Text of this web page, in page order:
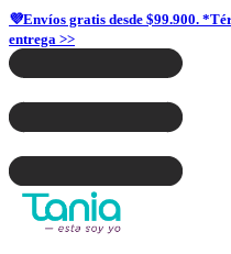
💜Envíos gratis desde $99.900.
entrega >>